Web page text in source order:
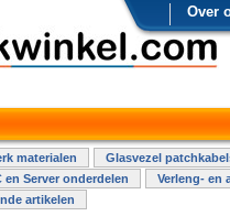
Over
materialen
Glasvezel
en Server onderdelen
Verleng- en
artikelen